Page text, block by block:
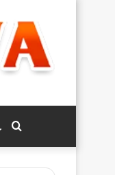
for
Switch
skin